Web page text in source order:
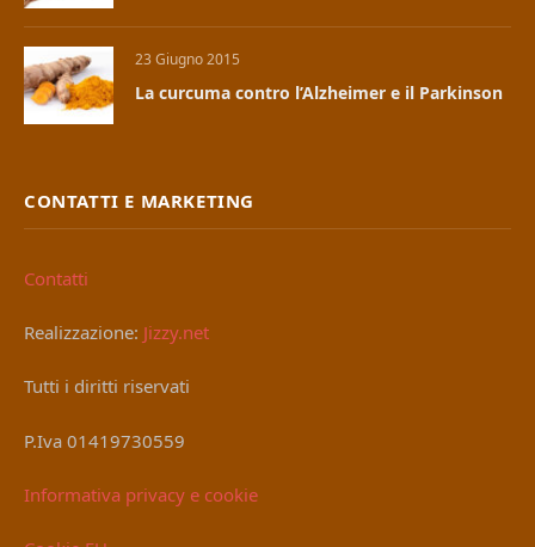
23 Giugno 2015
La curcuma contro l’Alzheimer e il Parkinson
CONTATTI E MARKETING
Contatti
Realizzazione: Jizzy.net
Tutti i diritti riservati
P.Iva 01419730559
Informativa privacy e cookie